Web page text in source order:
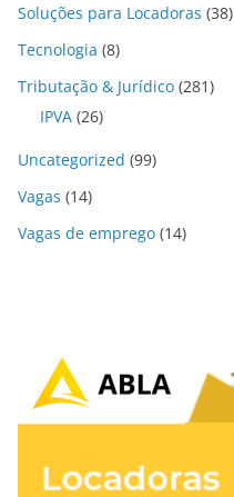
Soluções para Locadoras (38)
Tecnologia (8)
Tributação & Jurídico (281)
IPVA (26)
Uncategorized (99)
Vagas (14)
Vagas de emprego (14)